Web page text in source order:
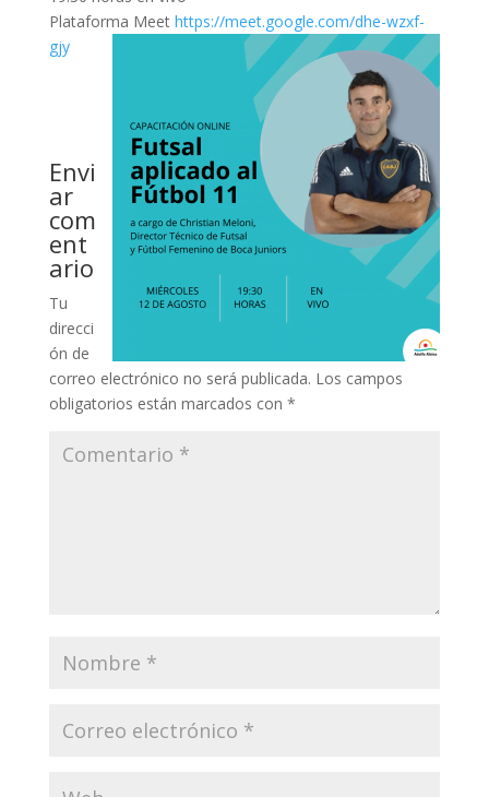
Plataforma Meet https://meet.google.com/dhe-wzxf-
gjy
Envi
ar
com
ent
ario
Tu
direcci
ón de
correo electrónico no será publicada. Los campos
obligatorios están marcados con *